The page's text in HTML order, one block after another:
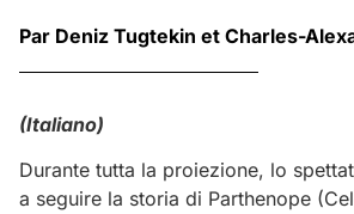
Par Deniz Tugtekin et Charles-
(Italiano)
Durante tutta la proiezione, lo
a seguire la storia di Parthenope